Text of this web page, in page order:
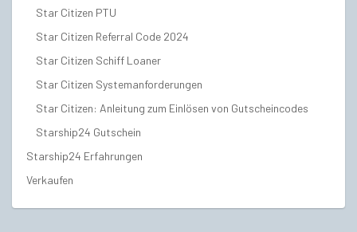
Star Citizen PTU
Star Citizen Referral Code 2024
Star Citizen Schiff Loaner
Star Citizen Systemanforderungen
Star Citizen: Anleitung zum Einlösen von Gutscheincodes
Starship24 Gutschein
Starship24 Erfahrungen
Verkaufen